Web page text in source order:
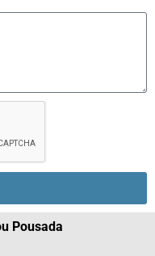
Pousada